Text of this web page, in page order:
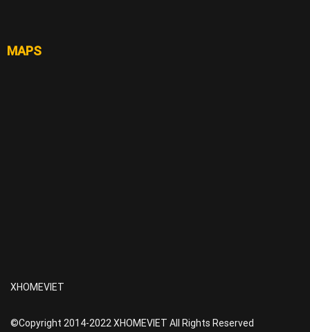
MAPS
XHOMEVIET
©Copyright 2014-2022 XHOMEVIET All Rights Reserved